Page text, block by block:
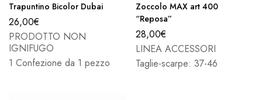
Trapuntino Bicolor Dubai
26,00€
PRODOTTO NON
IGNIFUGO
1 Confezione da 1 pezzo
Zoccolo MAX art 400
“Reposa”
28,00€
LINEA ACCESSORI
Taglie-scarpe: 37-46